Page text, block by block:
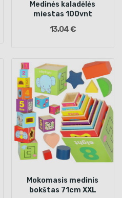
Medinės kaladėlės
miestas 100vnt
13,04 €
Mokomasis medinis
bokštas 71cm XXL